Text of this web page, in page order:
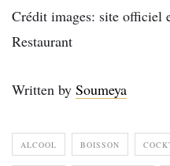
Crédit images: site officiel
Restaurant
Written by Soumeya
ALCOOL BOISSON